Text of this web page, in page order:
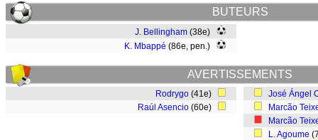
BUTEURS
J. Bellingham (38e)
K. Mbappé (86e, pen.)
AVERTISSEMENTS
Rodrygo (41e)
Raúl Asencio (60e)
José Ángel
Marcão
Marcão
L. Agoume